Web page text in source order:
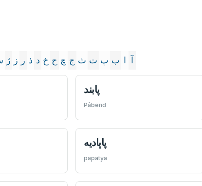
آ ا ب پ ت ث ج چ ح خ د ذ ر ز ژ
پابند
Pâbend
پاپاديه
papatya